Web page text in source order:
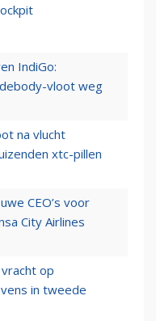
IndiGo:
vloot weg
na vlucht
xtc-pillen
CEO’s voor
City Airlines
op
in tweede